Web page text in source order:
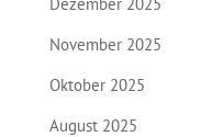
November 2025
Oktober 2025
August 2025